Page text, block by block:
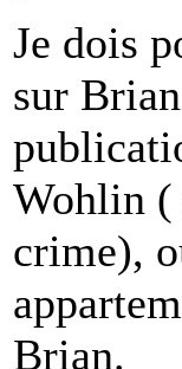
Je dois
sur
Wohlin (
crime),
Brian.